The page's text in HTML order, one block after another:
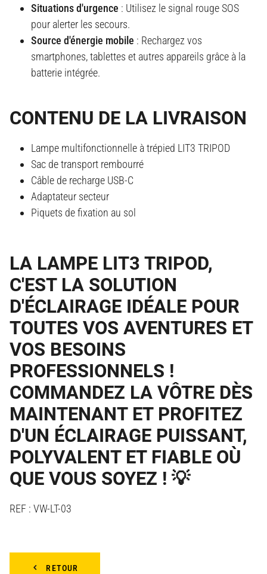
Situations d'urgence : Utilisez le signal rouge SOS
pour alerter les secours.
Source d'énergie mobile : Rechargez vos
smartphones, tablettes et autres appareils grâce à la
batterie intégrée.
CONTENU DE LA LIVRAISON
Lampe multifonctionnelle à trépied LIT3 TRIPOD
Sac de transport rembourré
Câble de recharge USB-C
Adaptateur secteur
Piquets de fixation au sol
LA LAMPE LIT3 TRIPOD,
C'EST LA SOLUTION
D'ÉCLAIRAGE IDÉALE POUR
TOUTES VOS AVENTURES ET
VOS BESOINS
PROFESSIONNELS !
COMMANDEZ LA VÔTRE DÈS
MAINTENANT ET PROFITEZ
D'UN ÉCLAIRAGE PUISSANT,
POLYVALENT ET FIABLE OÙ
QUE VOUS SOYEZ ! 💡
REF : VW-LT-03
RETOUR